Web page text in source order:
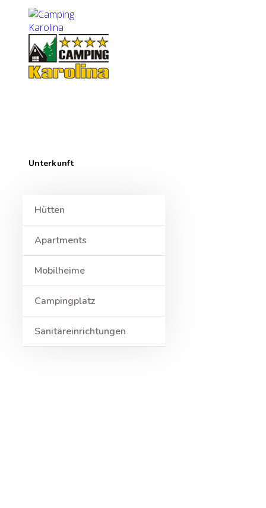
Unterkunft
Hütten
Apartments
Mobilheime
Campingplatz
Sanitäreinrichtungen